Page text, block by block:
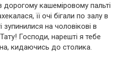
дорогому кашеміровому пальті
її очі бігали по залу в
зупинилися на чоловікові в
Господи, нарешті я тебе
кидаючись до столика.